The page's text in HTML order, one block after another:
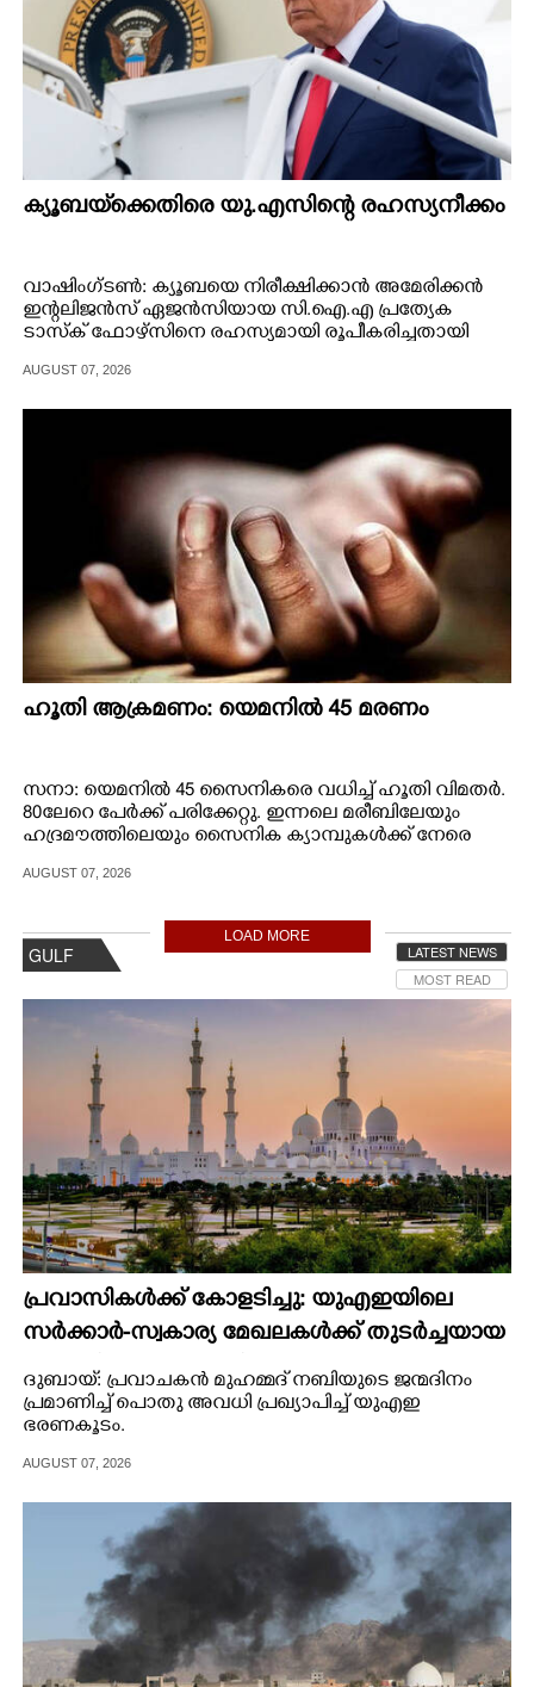
ക്യൂബയ്‌ക്കെതിരെ യു.എസിന്റെ രഹസ്യനീക്കം
വാഷിംഗ്ടൺ: ക്യൂബയെ നിരീക്ഷിക്കാൻ അമേരിക്കൻ
ഇന്റലിജൻസ് ഏജൻസിയായ സി.ഐ.എ പ്രത്യേക
ടാസ്ക് ഫോഴ്സിനെ രഹസ്യമായി രൂപീകരിച്ചതായി
AUGUST 07, 2026
ഹൂതി ആക്രമണം: യെമനിൽ 45 മരണം
സനാ: യെമനിൽ 45 സൈനികരെ വധിച്ച് ഹൂതി വിമതർ.
80ലേറെ പേർക്ക് പരിക്കേറ്റു. ഇന്നലെ മരീബിലേയും
ഹദ്രമൗത്തിലെയും സൈനിക ക്യാമ്പുകൾക്ക് നേരെ
നടത്തുകയായിരുന്നു.
AUGUST 07, 2026
LOAD MORE
GULF
LATEST NEWS
MOST READ
പ്രവാസികൾക്ക് കോളടിച്ചു: യുഎഇയിലെ
സർക്കാർ-സ്വകാര്യ മേഖലകൾക്ക് തുടർച്ചയായ
മൂന്നുദിവസം അവധി
ദുബായ്: പ്രവാചകൻ മുഹമ്മദ് നബിയുടെ ജന്മദിനം
പ്രമാണിച്ച് പൊതു അവധി പ്രഖ്യാപിച്ച് യുഎഇ
ഭരണകൂടം.
AUGUST 07, 2026